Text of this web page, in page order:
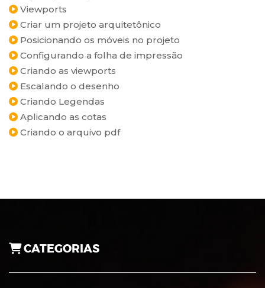
Viewports
Criar um projeto arquitetônico
Posicionando os móveis no projeto
Configurando a folha de impressão
Criando as viewports
Escalando o desenho
Criando Legendas
Aplicando as cotas
Criando o arquivo pdf
CATEGORIAS